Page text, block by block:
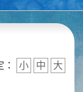
+
： 小 中 大